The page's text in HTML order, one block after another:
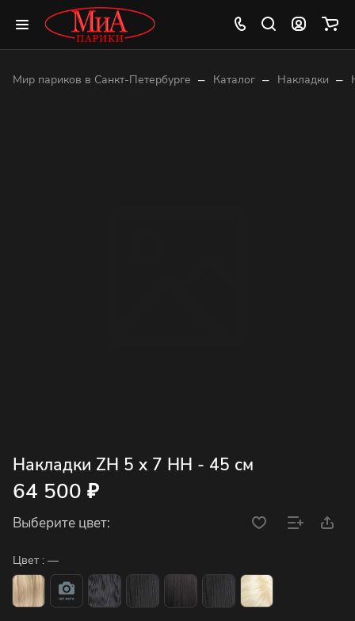
Мир париков в Санкт-Петербурге – Каталог – Накладки –
Накладки ZH 5 x 7 HH - 45 см
64 500 ₽
Выберите цвет:
Цвет : —